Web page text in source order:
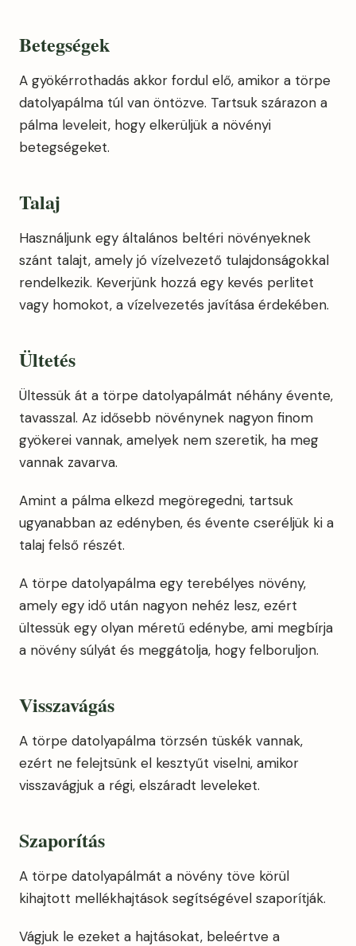
Betegségek
A gyökérrothadás akkor fordul elő, amikor a törpe
datolyapálma túl van öntözve. Tartsuk szárazon a
pálma leveleit, hogy elkerüljük a növényi
betegségeket.
Talaj
Használjunk egy általános beltéri növényeknek
szánt talajt, amely jó vízelvezető tulajdonságokkal
rendelkezik. Keverjünk hozzá egy kevés perlitet
vagy homokot, a vízelvezetés javítása érdekében.
Ültetés
Ültessük át a törpe datolyapálmát néhány évente,
tavasszal. Az idősebb növénynek nagyon finom
gyökerei vannak, amelyek nem szeretik, ha meg
vannak zavarva.
Amint a pálma elkezd megöregedni, tartsuk
ugyanabban az edényben, és évente cseréljük ki a
talaj felső részét.
A törpe datolyapálma egy terebélyes növény,
amely egy idő után nagyon nehéz lesz, ezért
ültessük egy olyan méretű edénybe, ami megbírja
a növény súlyát és meggátolja, hogy felboruljon.
Visszavágás
A törpe datolyapálma törzsén tüskék vannak,
ezért ne felejtsünk el kesztyűt viselni, amikor
visszavágjuk a régi, elszáradt leveleket.
Szaporítás
A törpe datolyapálmát a növény töve körül
kihajtott mellékhajtások segítségével szaporítják.
Vágjuk le ezeket a hajtásokat, beleértve a